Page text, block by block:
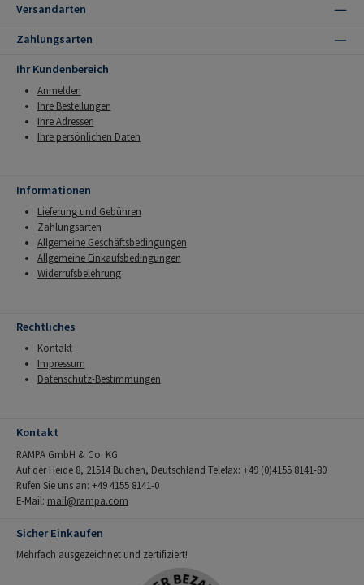
Versandarten
Zahlungsarten
Ihr Kundenbereich
Anmelden
Ihre Bestellungen
Ihre Adressen
Ihre persönlichen Daten
Informationen
Lieferung und Gebühren
Zahlungsarten
Allgemeine Geschäftsbedingungen
Allgemeine Einkaufsbedingungen
Widerrufsbelehrung
Rechtliches
Kontakt
Impressum
Datenschutz-Bestimmungen
Kontakt
RAMPA GmbH & Co. KG
Auf der Heide 8, 21514 Büchen, Deutschland Telefax: +49 (0)4155 8141-80
Rufen Sie uns an: +49 4155 8141-0
E-Mail: mail@rampa.com
Sicher Einkaufen
Mehrfach ausgezeichnet und zertifiziert!